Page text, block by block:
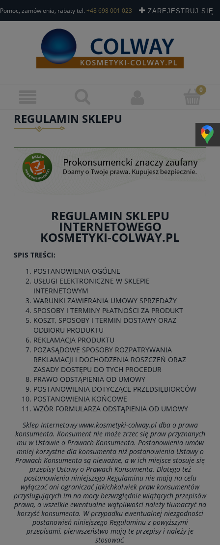
Pomoc, zamówienia, rabaty tel. +48 698 001 023 ZAREJESTRUJ SIĘ
REGULAMIN SKLEPU
REGULAMIN SKLEPU
INTERNETOWEGO
KOSMETYKI-COLWAY.PL
SPIS TREŚCI:
POSTANOWIENIA OGÓLNE
USŁUGI ELEKTRONICZNE W SKLEPIE
INTERNETOWYM
WARUNKI ZAWIERANIA UMOWY SPRZEDAŻY
SPOSOBY I TERMINY PŁATNOŚCI ZA PRODUKT
KOSZT, SPOSOBY I TERMIN DOSTAWY ORAZ
ODBIORU PRODUKTU
REKLAMACJA PRODUKTU
POZASĄDOWE SPOSOBY ROZPATRYWANIA
REKLAMACJI I DOCHODZENIA ROSZCZEŃ ORAZ
ZASADY DOSTĘPU DO TYCH PROCEDUR
PRAWO ODSTĄPIENIA OD UMOWY
POSTANOWIENIA DOTYCZĄCE PRZEDSIĘBIORCÓW
POSTANOWIENIA KOŃCOWE
WZÓR FORMULARZA ODSTĄPIENIA OD UMOWY
Sklep Internetowy www.kosmetyki-colway.pl dba o prawa
konsumenta. Konsument nie może zrzec się praw przyznanych
mu w Ustawie o Prawach Konsumenta. Postanowienia umów
mniej korzystne dla konsumenta niż postanowienia Ustawy o
Prawach Konsumenta są nieważne, a w ich miejsce stosuje się
przepisy Ustawy o Prawach Konsumenta. Dlatego też
postanowienia niniejszego Regulaminu nie mają na celu
wyłączać ani ograniczać jakichkolwiek praw konsumentów
przysługujących im na mocy bezwzględnie wiążących przepisów
prawa, a wszelkie ewentualne wątpliwości należy tłumaczyć na
korzyść konsumenta. W przypadku ewentualnej niezgodności
postanowień niniejszego Regulaminu z powyższymi
przepisami, pierwszeństwo mają te przepisy i należy je
stosować.